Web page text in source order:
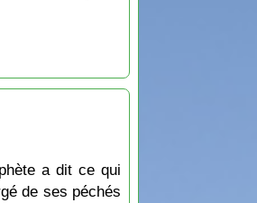
a dit ce qui
de ses péchés